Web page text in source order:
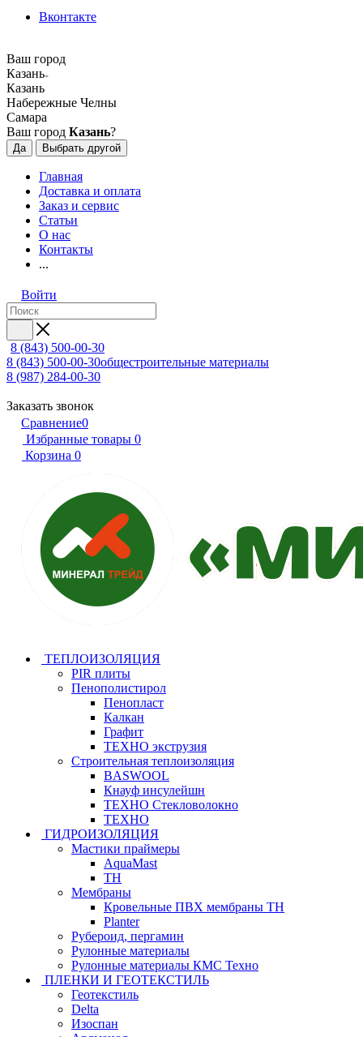
Вконтакте
Ваш город
Казань
Казань
Набережные Челны
Самара
Ваш город Казань?
Да Выбрать другой
Главная
Доставка и оплата
Заказ и сервис
Статьи
О нас
Контакты
...
Войти
8 (843) 500-00-30
8 (843) 500-00-30общестроительные материалы
8 (987) 284-00-30
Заказать звонок
Сравнение0
Избранные товары 0
Корзина 0
ТЕПЛОИЗОЛЯЦИЯ
PIR плиты
Пенополистирол
Пенопласт
Калкан
Графит
ТЕХНО экструзия
Строительная теплоизоляция
BASWOOL
Кнауф инсулейшн
ТЕХНО Стекловолокно
ТЕХНО
ГИДРОИЗОЛЯЦИЯ
Мастики праймеры
AquaMast
ТН
Мембраны
Кровельные ПВХ мембраны ТН
Planter
Рубероид, пергамин
Рулонные материалы
Рулонные материалы КМС Техно
ПЛЕНКИ И ГЕОТЕКСТИЛЬ
Геотекстиль
Delta
Изоспан